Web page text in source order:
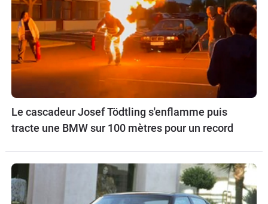
Le cascadeur Josef Tödtling s'enflamme puis
tracte une BMW sur 100 mètres pour un record